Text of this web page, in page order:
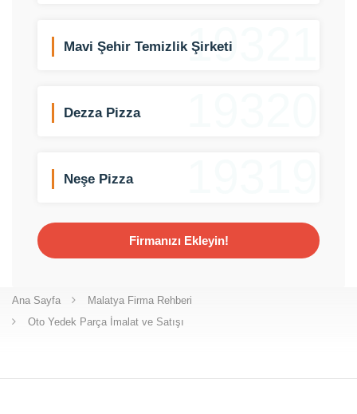
19321
Mavi Şehir Temizlik Şirketi
Dezza Pizza
Neşe Pizza
Firmanızı Ekleyin!
Ana Sayfa
Malatya Firma Rehberi
Oto Yedek Parça İmalat ve Satışı